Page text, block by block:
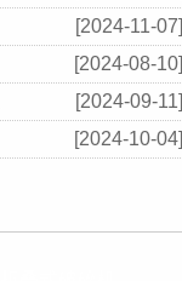
[2024-11-07]
[2024-08-10]
[2024-09-11]
[2024-10-04]